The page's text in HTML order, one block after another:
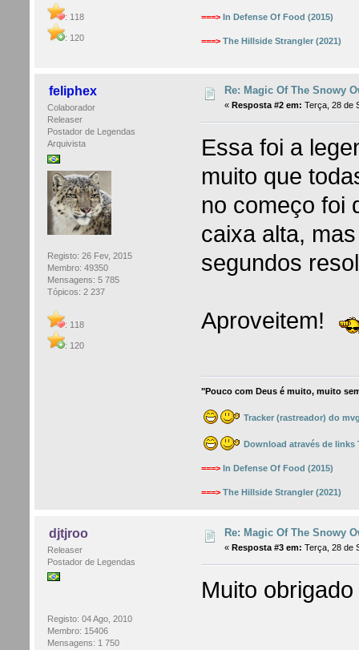
: 118
: 120
===> In Defense Of Food (2015)
===> The Hillside Strangler (2021)
feliphex
Colaborador
Releaser
Postador de Legendas
Arquivista
Registo: 26 Fev, 2015
Membro: 49350
Mensagens: 5 785
Tópicos: 2 237
: 118
: 120
Re: Magic Of The Snowy
« Resposta #2 em: Terça, 28 de
Essa foi a
muito que
no começo foi
caixa alta,
segundos
Aproveitem!
"Pouco com Deus é muito, muito
Tracker (rastreador) do
Download através de links
===> In Defense Of Food (2015)
===> The Hillside Strangler (2021)
djtjroo
Releaser
Postador de Legendas
Registo: 04 Ago, 2010
Membro: 15406
Mensagens: 1 750
Re: Magic Of The Snowy
« Resposta #3 em: Terça, 28 de
Muito